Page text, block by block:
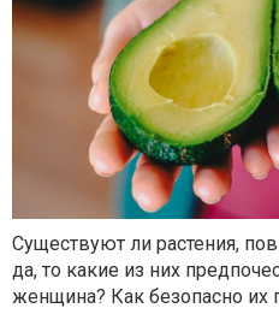
Существуют ли растения,
да, то какие из них
женщина? Как безопасно их